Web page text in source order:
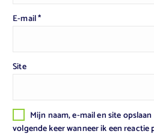
E-mail*
Site
Mijn naam, e-mail en site
volgende keer wanneer ik een reactie